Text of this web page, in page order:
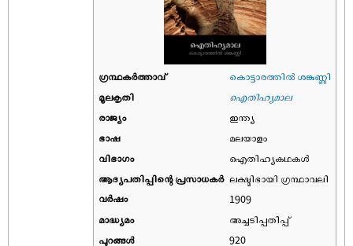
ഗ്രന്ഥകർത്താവ്
കൊട്ടാരത്തിൽ ശങ്കുണ്ണി
മൂലകൃതി
ഐതിഹ്യമാല
രാജ്യം
ഇന്ത്യ
ഭാഷ
മലയാളം
വിഭാഗം
ഐതിഹ്യകഥകൾ
ആദ്യപതിപ്പിന്റെ പ്രസാധകര്‍ ലക്ഷ്മിഭായി ഗ്രന്ഥാവലി
വര്‍ഷം
1909
മാദ്ധ്യമം
അച്ചടിപ്പതിപ്പ്
പുറങ്ങള്‍
920